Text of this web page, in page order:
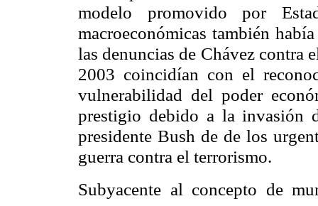
modelo promovido por
macroeconómicas también
las denuncias de Chávez contra
2003 coincidían con el
vulnerabilidad del poder
prestigio debido a la invasión
presidente Bush de de los
guerra contra el terrorismo.
Subyacente al concepto de